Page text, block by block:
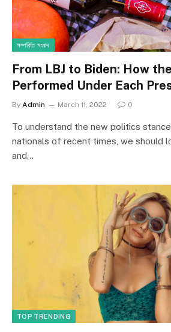
সম্পর্কিত সংবাদ
From LBJ to Biden: How
Performed Under Each
By Admin March 11, 2022 0
To understand the new politics
nationals of recent times, we should
and…
TOP TRENDING